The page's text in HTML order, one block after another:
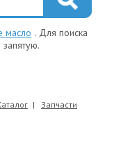
масло . Для поиска
Запчасти